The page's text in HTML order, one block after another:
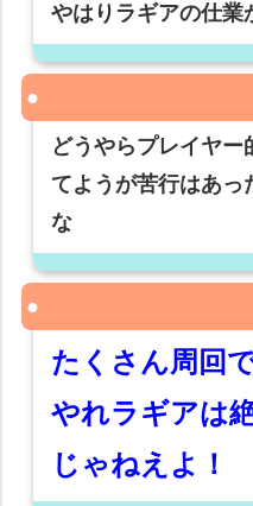
やはりラギアの仕業
どうやらプレイヤー
てようが苦行はあっ
な
たくさん周回
やれラギアは
じゃねえよ！